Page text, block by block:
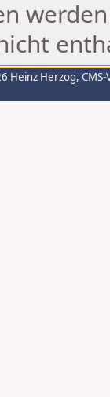
Heinz Herzog,